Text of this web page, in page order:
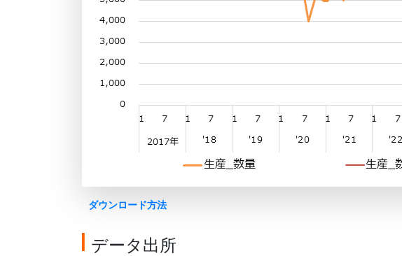
ダウンロード方法
データ出所